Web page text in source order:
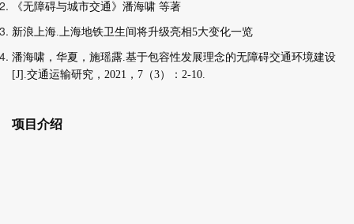
《无障碍与城市交通》潘海啸 等著
新浪上海.上海地铁卫生间将升级亮相5大变化一览
潘海啸，华夏，施瑶露.基于包容性发展理念的无障碍交通环境建设
[J].交通运输研究，2021，7（3）：2-10.
项目介绍